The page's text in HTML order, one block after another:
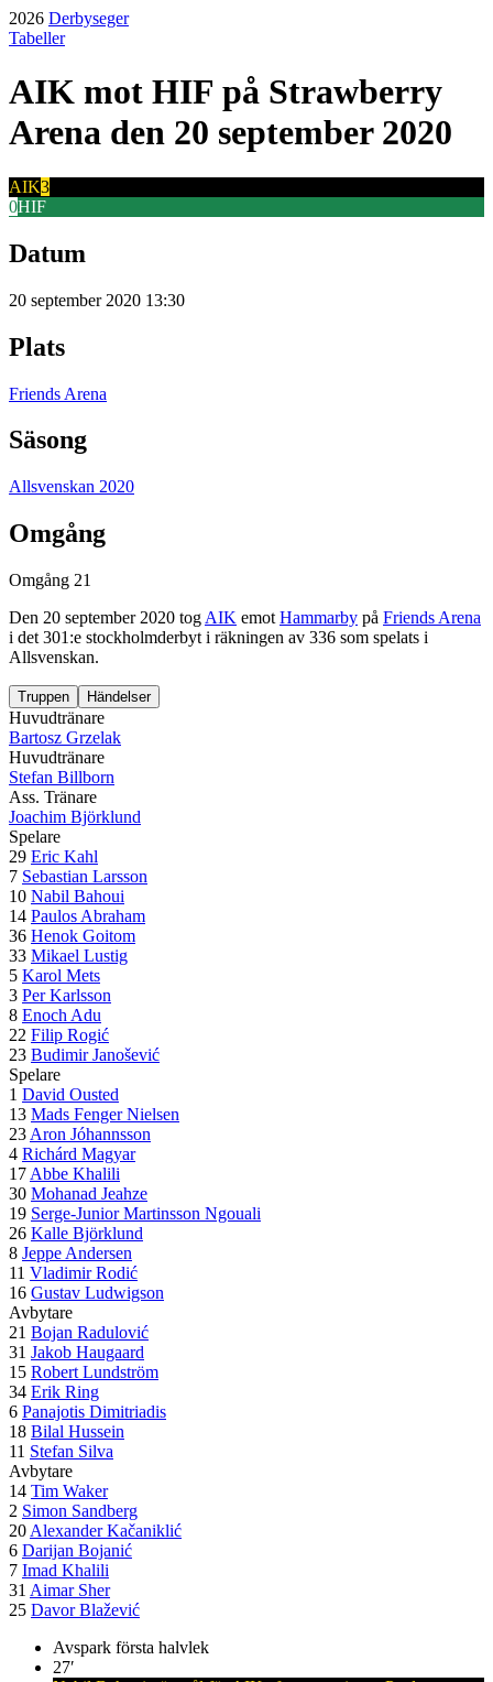
2026 Derbyseger
Tabeller
AIK mot HIF på Strawberry
Arena den 20 september 2020
AIK3
0HIF
Datum
20 september 2020 13:30
Plats
Friends Arena
Säsong
Allsvenskan 2020
Omgång
Omgång 21
Den 20 september 2020 tog AIK emot Hammarby på Friends Arena
i det 301 :e stockholmderbyt i räkningen av 336 som spelats i
Allsvenskan.
Truppen Händelser
Huvudtränare
Bartosz Grzelak
Huvudtränare
Stefan Billborn
Ass. Tränare
Joachim Björklund
Spelare
29 Eric Kahl
7 Sebastian Larsson
10 Nabil Bahoui
14 Paulos Abraham
36 Henok Goitom
33 Mikael Lustig
5 Karol Mets
3 Per Karlsson
8 Enoch Adu
22 Filip Rogić
23 Budimir Janošević
Spelare
1 David Ousted
13 Mads Fenger Nielsen
23 Aron Jóhannsson
4 Richárd Magyar
17 Abbe Khalili
30 Mohanad Jeahze
19 Serge-Junior Martinsson Ngouali
26 Kalle Björklund
8 Jeppe Andersen
11 Vladimir Rodić
16 Gustav Ludwigson
Avbytare
21 Bojan Radulović
31 Jakob Haugaard
15 Robert Lundström
34 Erik Ring
6 Panajotis Dimitriadis
18 Bilal Hussein
11 Stefan Silva
Avbytare
14 Tim Waker
2 Simon Sandberg
20 Alexander Kačaniklić
6 Darijan Bojanić
7 Imad Khalili
31 Aimar Sher
25 Davor Blažević
Avspark första halvlek
27′